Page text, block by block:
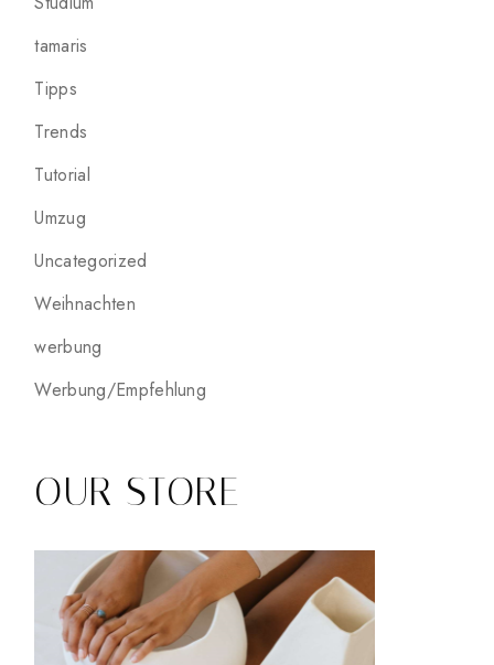
tamaris
Tipps
Trends
Tutorial
Umzug
Uncategorized
Weihnachten
werbung
Werbung/Empfehlung
OUR STORE